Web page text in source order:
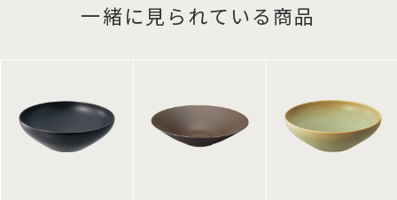
一緒に見られている商品